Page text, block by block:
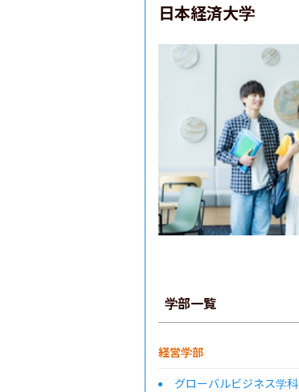
日本経済大学
学部一覧
経営学部
グローバルビジネス学科